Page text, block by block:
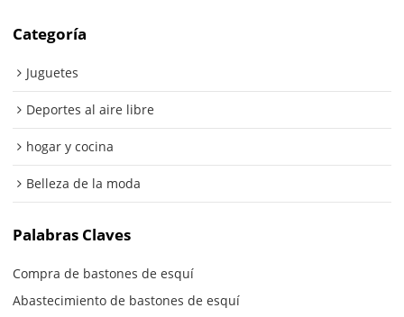
Categoría
Juguetes
Deportes al aire libre
hogar y cocina
Belleza de la moda
Palabras Claves
Compra de bastones de esquí
Abastecimiento de bastones de esquí